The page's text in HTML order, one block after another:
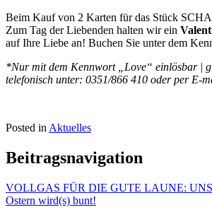
Beim Kauf von 2 Karten für das Stück
Zum Tag der Liebenden halten wir ein
auf Ihre Liebe an! Buchen Sie unter dem
*Nur mit dem Kennwort „Love“ einlösbar |
telefonisch unter: 0351/866 410 oder per E-
Posted in Aktuelles
Beitragsnavigation
VOLLGAS FÜR DIE GUTE LAUNE:
Ostern wird(s) bunt!